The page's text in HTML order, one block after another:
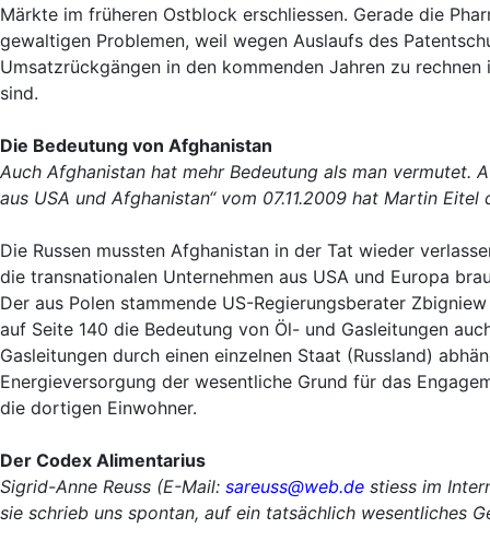
Märkte im früheren Ostblock erschliessen. Gerade die
gewaltigen Problemen, weil wegen Auslaufs des
Umsatzrückgängen in den kommenden Jahren zu
sind.
Die Bedeutung von Afghanistan
Auch Afghanistan hat mehr Bedeutung als man vermutet.
aus USA und Afghanistan“ vom 07.11.2009 hat Martin
Die Russen mussten Afghanistan in der Tat wieder
die transnationalen Unternehmen aus USA und Europa
Der aus Polen stammende US-Regierungsberater
auf Seite 140 die Bedeutung von Öl- und Gasleitungen
Gasleitungen durch einen einzelnen Staat (Russland)
Energieversorgung der wesentliche Grund für das
die dortigen Einwohner.
Der Codex Alimentarius
Sigrid-Anne Reuss (E-Mail: sareuss@web.de stiess im
sie schrieb uns spontan, auf ein tatsächlich wesentliches